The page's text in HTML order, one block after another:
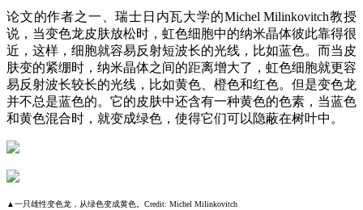
论文的作者之一、瑞士日内瓦大学的Michel Milinkovitch教授
说，当变色龙皮肤放松时，虹色细胞中的纳米晶体彼此靠得很
近，这样，细胞就容易反射短波长的光线，比如蓝色。而当皮
肤变的紧绷时，纳米晶体之间的距离增大了，虹色细胞就更容
易反射波长较长的光线，比如黄色、橙色和红色。但是变色龙
并不总是蓝色的。它的皮肤中还含有一种黄色的色素，当蓝色
和黄色混合时，就变成绿色，使得它们可以隐蔽在树叶中。
▲一只雄性变色龙，从绿色变成黄色。Credit: Michel Milinkovitch